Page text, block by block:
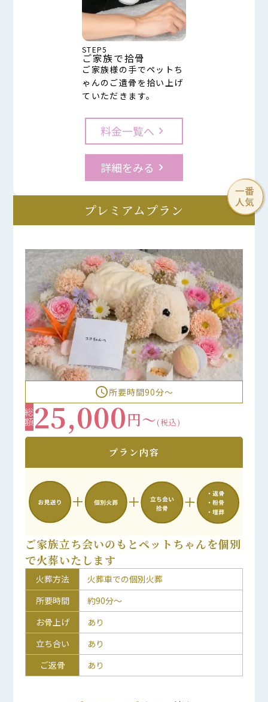
STEP5
ご家族で拾骨
ご家族様の手でペットち
ゃんのご遺骨を拾い上げ
ていただきます。
料金一覧へ keyboard_arrow_right
詳細をみる keyboard_arrow_right
プレミアムプラン
access_time所要時間90分〜
総額25,000円～(税込)
プラン内容
ご家族立ち会いのもとペットちゃんを個別
で火葬いたします
火葬方法
火葬車での個別火葬
所要時間
約90分～
お骨上げ
あり
立ち合い
あり
ご返骨
あり